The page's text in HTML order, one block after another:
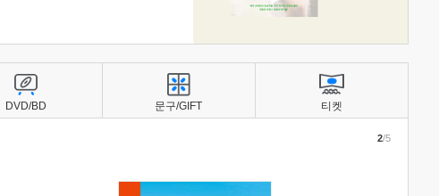
2/5
DVD/BD 문구/GIFT 티켓